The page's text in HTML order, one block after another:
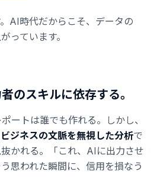
AI時代だからこそ、データの
っています。
のスキルに依存する。
ートは誰でも作れる。しかし、
ジネスの文脈を無視した分析で
かれる。「これ、AIに出力させ
思われた瞬間に、信用を損なう